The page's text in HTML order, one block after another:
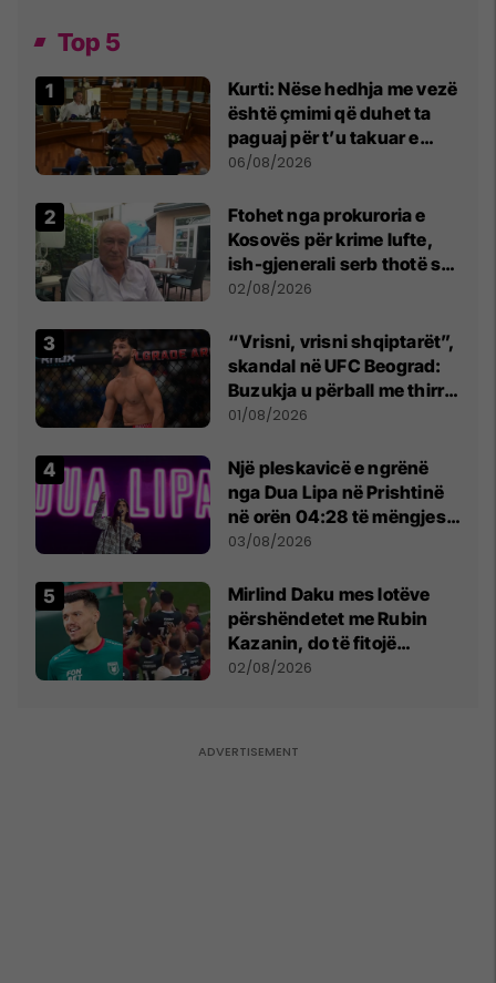
Top 5
Kurti: Nëse hedhja me vezë
është çmimi që duhet ta
paguaj për t’u takuar e
bashkëbiseduar jam i
06/08/2026
Ftohet nga prokuroria e
Kosovës për krime lufte,
ish-gjenerali serb thotë se
dikush e tradhtoi në
02/08/2026
“Vrisni, vrisni shqiptarët”,
skandal në UFC Beograd:
Buzukja u përball me thirrje
anti-shqiptare nga
01/08/2026
Një pleskavicë e ngrënë
nga Dua Lipa në Prishtinë
në orën 04:28 të mëngjesit
- dhe bota digjitale serbe
03/08/2026
Mirlind Daku mes lotëve
përshëndetet me Rubin
Kazanin, do të fitojë
miliona te Spartak Moska
02/08/2026